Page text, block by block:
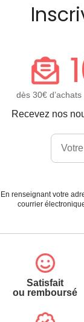
dès 30€
Recevez nos
En renseignant votre
courrier
Satisfait
ou remboursé